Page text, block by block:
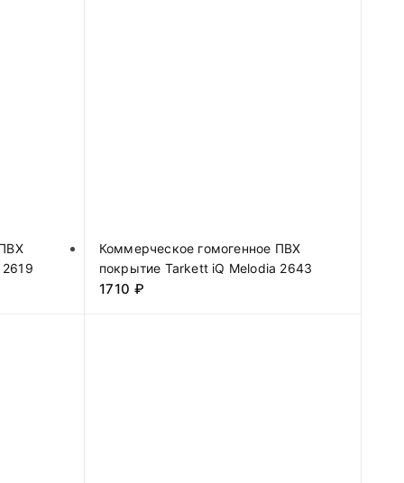
Коммерческое гомогенное ПВХ
покрытие Tarkett iQ Melodia 2643
1710₽